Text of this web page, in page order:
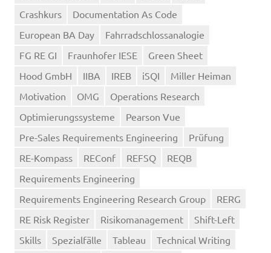
Crashkurs
Documentation As Code
European BA Day
Fahrradschlossanalogie
FG RE GI
Fraunhofer IESE
Green Sheet
Hood GmbH
IIBA IREB iSQI
Miller Heiman
Motivation
OMG
Operations Research
Optimierungssysteme
Pearson Vue
Pre-Sales Requirements Engineering
Prüfung
RE-Kompass
REConf REFSQ
REQB
Requirements Engineering
Requirements Engineering Research Group
RERG
RE Risk Register
Risikomanagement
Shift-Left
Skills
Spezialfälle Tableau
Technical Writing